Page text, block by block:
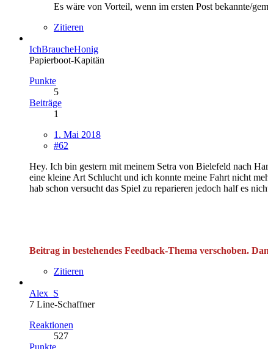
Es wäre von Vorteil, wenn im ersten Post bekannte/
Zitieren
IchBraucheHonig
Papierboot-Kapitän
Punkte
5
Beiträge
1
1. Mai 2018
#62
Hey. Ich bin gestern mit meinem Setra von Bielefeld nach
eine kleine Art Schlucht und ich konnte meine Fahrt nicht
hab schon versucht das Spiel zu reparieren jedoch half es
Beitrag in bestehendes Feedback-Thema verschoben.
Zitieren
Alex_S
7 Line-Schaffner
Reaktionen
527
Punkte